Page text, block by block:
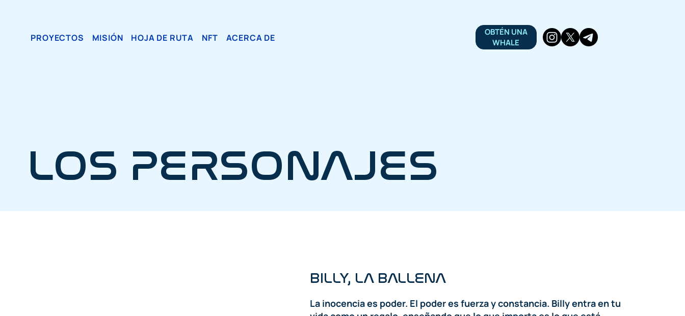
PROYECTOS MISIÓN HOJA DE RUTA NFT ACERCA DE
OBTÉN UNA
WHALE
LOS PERSONAJES
BILLY, LA BALLENA
La inocencia es poder. El poder es fuerza y constancia. Billy entra en tu